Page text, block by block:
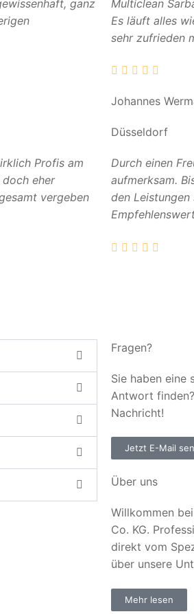
ganz
Multiclean
Es läuft alles
sehr zufrieden
Profis am
doch eher
vergeben
Johannes
Düsseldorf
Durch einen
aufmerksam.
den
Fragen?
Sie haben eine
Antwort
Nachricht!
Jetzt E-Mail
Über uns
Willkommen
Co. KG.
direkt vom
über unsere
Mehr lesen